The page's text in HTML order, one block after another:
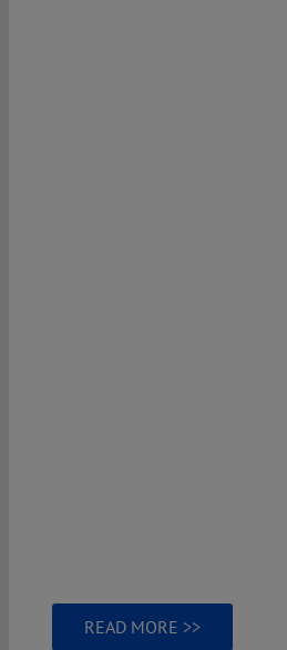
READ MORE >>